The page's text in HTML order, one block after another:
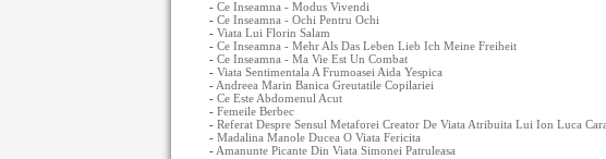
- Ce Inseamna - Modus Vivendi
- Ce Inseamna - Ochi Pentru Ochi
- Viata Lui Florin Salam
- Ce Inseamna - Mehr Als Das Leben Lieb Ich Meine Freiheit
- Ce Inseamna - Ma Vie Est Un Combat
- Viata Sentimentala A Frumoasei Aida Yespica
- Andreea Marin Banica Greutatile Copilariei
- Ce Este Abdomenul Acut
- Femeile Berbec
- Referat Despre Sensul Metaforei Creator De Viata Atribuita Lui Ion Luca
- Madalina Manole Ducea O Viata Fericita
- Amanunte Picante Din Viata Simonei Patruleasa